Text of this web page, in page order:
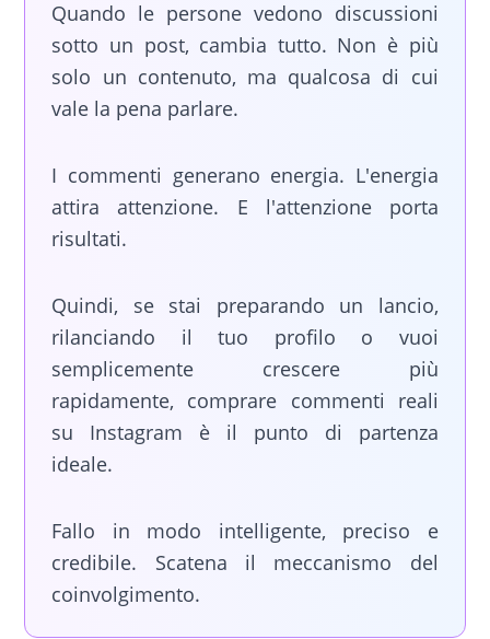
Quando le persone vedono discussioni
sotto un post, cambia tutto. Non è più
solo un contenuto, ma qualcosa di cui
vale la pena parlare.
I commenti generano energia. L'energia
attira attenzione. E l'attenzione porta
risultati.
Quindi, se stai preparando un lancio,
rilanciando il tuo profilo o vuoi
semplicemente crescere più
rapidamente, comprare commenti reali
su Instagram è il punto di partenza
ideale.
Fallo in modo intelligente, preciso e
credibile. Scatena il meccanismo del
coinvolgimento.